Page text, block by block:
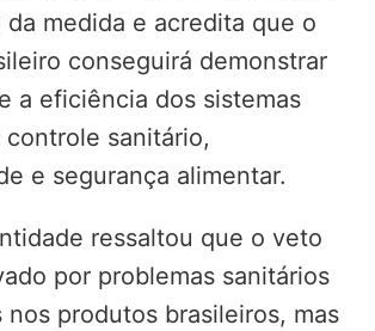
da medida e acredita que o
conseguirá demonstrar
a eficiência dos sistemas
sanitário,
e segurança alimentar.
ressaltou que o veto
por problemas sanitários
produtos brasileiros, mas